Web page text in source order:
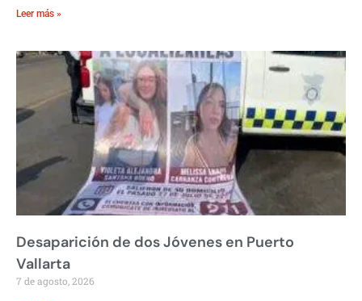
Leer más »
Desaparición de dos Jóvenes en Puerto
Vallarta
7 de agosto, 2026